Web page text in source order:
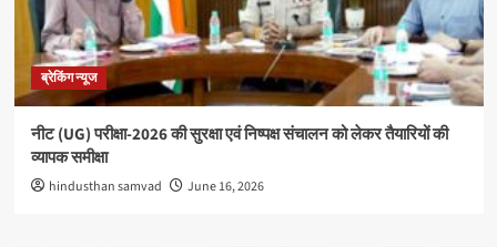
ब्रेकिंग न्यूज
नीट (UG) परीक्षा-2026 की सुरक्षा एवं निष्पक्ष संचालन को लेकर तैयारियों की
व्यापक समीक्षा
hindusthan samvad June 16, 2026